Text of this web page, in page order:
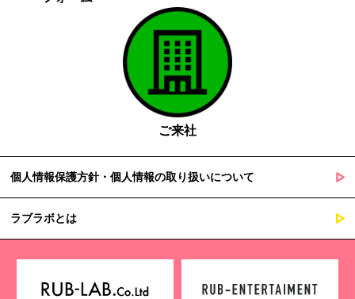
ご来社
個人情報保護方針・個人情報の取り扱いについて
ラブラボとは